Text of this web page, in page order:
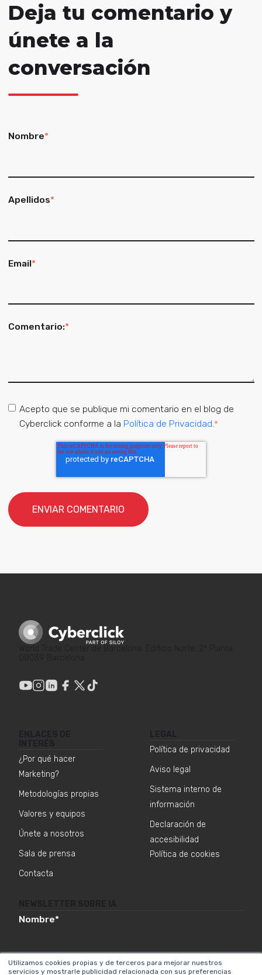
Utilizamos cookies propias y de terceros para mejorar nuestros
servicios y mostrarle publicidad relacionada con sus preferencias
Deja tu comentario y
únete a la
conversación
Nombre*
Apellidos*
Email*
Comentario:*
Acepto que se publique mi comentario en el blog de
Cyberclick conforme a la Política de Privacidad.*
¿Por qué hacer
Marketing?
Metodologías propias
Valores y equipos
Únete a nosotros
Sala de prensa
Contacta
Política de privacidad
Aviso legal
Sistema interno de
información
Declaración de
accesibilidad
Política de cookies
Nombre*
Email*